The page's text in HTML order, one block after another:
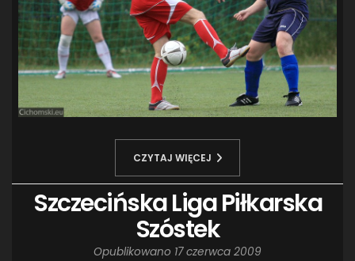
CZYTAJ WIĘCEJ
Szczecińska Liga Piłkarska
Szóstek
Opublikowano 17 czerwca 2009